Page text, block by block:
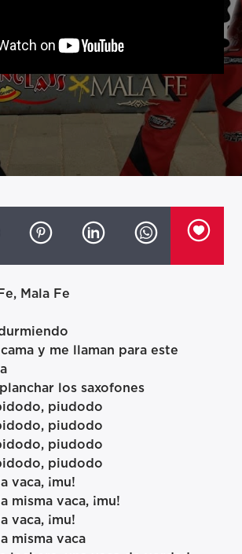
Mala Fe
y me llaman para este
los saxofones
piudodo
piudodo
piudodo
piudodo
vaca, ¡mu!
misma vaca, ¡mu!
vaca, ¡mu!
misma vaca